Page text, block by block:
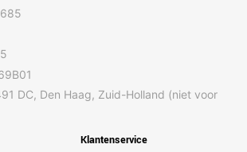
DC, Den Haag, Zuid-Holland (niet voor
Klantenservice